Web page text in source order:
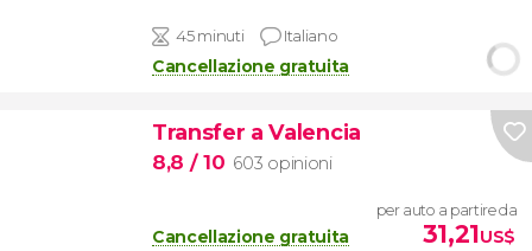
45 minuti Italiano
Cancellazione gratuita
Transfer a Valencia
8,8 / 10 603 opinioni
Cancellazione gratuita
per auto a partire da
31,21US$